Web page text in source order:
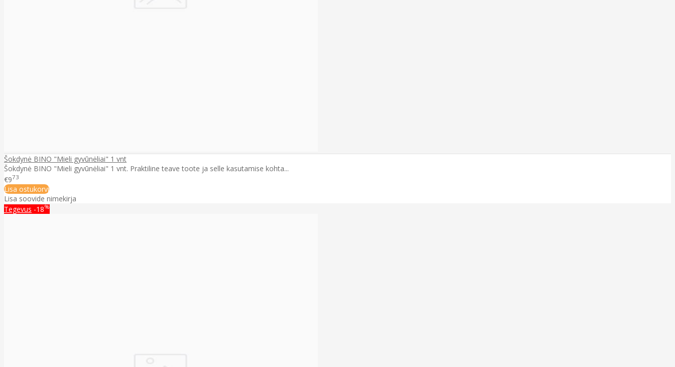
Šokdynė BINO "Mieli gyvūnėliai" 1 vnt
Šokdynė BINO "Mieli gyvūnėliai" 1 vnt. Praktiline teave toote ja selle kasutamise kohta...
€973
Lisa ostukorvi
Lisa soovide nimekirja
Tegevus -18%